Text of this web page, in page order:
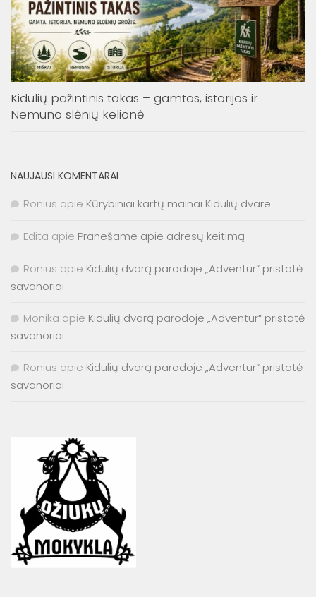
Kidulių pažintinis takas – gamtos, istorijos ir
Nemuno slėnių kelionė
NAUJAUSI KOMENTARAI
Ronius apie Kūrybiniai kartų mainai Kidulių dvare
Edita apie Pranešame apie adresų keitimą
Ronius apie Kidulių dvarą parodoje „Adventur“ pristatė
savanoriai
Monika apie Kidulių dvarą parodoje „Adventur“ pristatė
savanoriai
Ronius apie Kidulių dvarą parodoje „Adventur“ pristatė
savanoriai